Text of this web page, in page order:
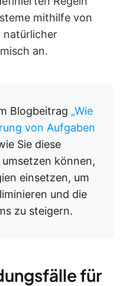
mithilfe von
natürlicher
an.
Blogbeitrag „Wie
von Aufgaben
Sie diese
können,
einsetzen, um
und die
zu steigern.
für